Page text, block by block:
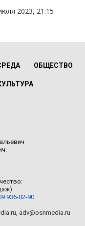
2023, 21:15
ОБЩЕСТВО
936-02-90
, adv@osnmedia.ru